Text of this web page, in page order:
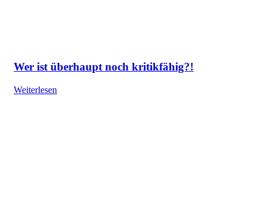
Wer ist überhaupt noch kritikfähig?!
Weiterlesen